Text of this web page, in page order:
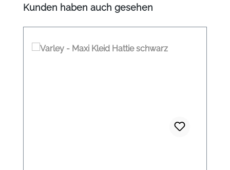
Produktgalerie überspringen
Kunden haben auch gesehen